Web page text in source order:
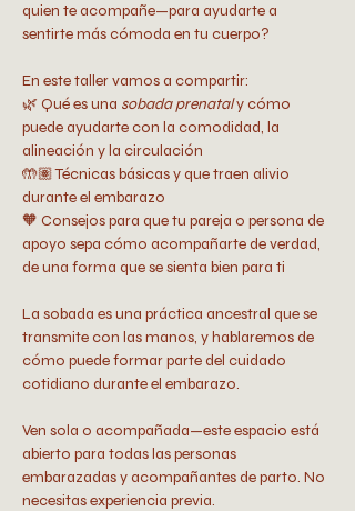
quien te acompañe—para ayudarte a
sentirte más cómoda en tu cuerpo?
En este taller vamos a compartir:
🌿 Qué es una sobada prenatal y cómo
puede ayudarte con la comodidad, la
alineación y la circulación
🤲🏽 Técnicas básicas y que traen alivio
durante el embarazo
🧡 Consejos para que tu pareja o persona de
apoyo sepa cómo acompañarte de verdad,
de una forma que se sienta bien para ti
La sobada es una práctica ancestral que se
transmite con las manos, y hablaremos de
cómo puede formar parte del cuidado
cotidiano durante el embarazo.
Ven sola o acompañada—este espacio está
abierto para todas las personas
embarazadas y acompañantes de parto. No
necesitas experiencia previa.